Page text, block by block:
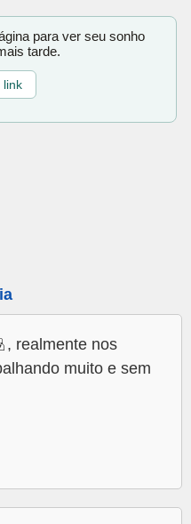
para ver seu sonho
tarde.
link
realmente nos
muito e sem